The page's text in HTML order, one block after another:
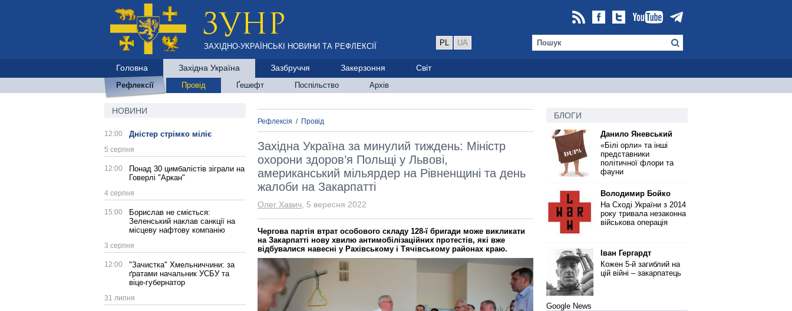
ЗАХІДНО-УКРАЇНСЬКІ НОВИНИ ТА РЕФЛЕКСІЇ PL UA
Головна Західна Україна Зазбруччя Закерзоння Світ
Рефлексії Провід Ґешефт Поспільство Архів
НОВИНИ
12:00 Дністер стрімко міліє
5 серпня
12:00
Понад 30 цимбалістів зіграли на
Говерлі "Аркан"
4 серпня
15:00
Борислав не сміється:
Зеленський наклав санкції на
місцеву нафтову компанію
3 серпня
12:00
"Зачистка" Хмельниччини: за
ґратами начальник УСБУ та
віце-губернатор
31 липня
Рефлексія / Провід
Західна Україна за минулий тиждень: Міністр
охорони здоров’я Польщі у Львові,
американський мільярдер на Рівненщині та день
жалоби на Закарпатті
Олег Хавич , 5 вересня 2022
Чергова партія втрат особового складу 128-ї бригади може викликати
на Закарпатті нову хвилю антимобілізаційних протестів, які вже
відбувалися навесні у Рахівському і Тячівському районах краю.
БЛОГИ
Данило Яневський
«Білі орли» та інші
представники
політичної флори та
фауни
Володимир Бойко
На Сході України з 2014
року тривала незаконна
військова операція
Іван Гергардт
Кожен 5-й загиблий на
цій війні – закарпатець
Google News